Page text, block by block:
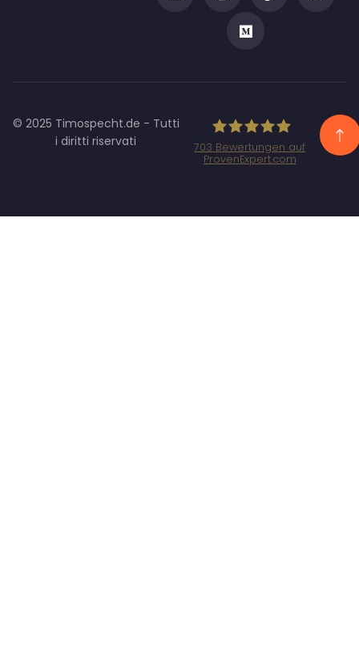
© 2025 Timospecht.de - Tutti
i diritti riservati
GmbH - SEO/SEA
703 Bewertungen auf
ProvenExpert.com